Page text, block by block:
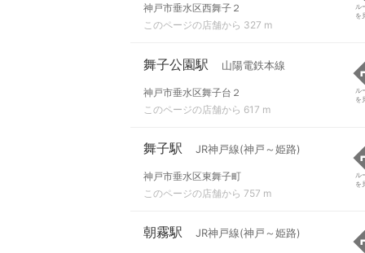
神戸市垂水区西舞子２
このページの店舗から 327 m
ル
を
舞子公園駅 山陽電鉄本線
神戸市垂水区舞子台２
このページの店舗から 617 m
ル
を
舞子駅 JR神戸線(神戸～姫路)
神戸市垂水区東舞子町
このページの店舗から 757 m
ル
を
朝霧駅 JR神戸線(神戸～姫路)